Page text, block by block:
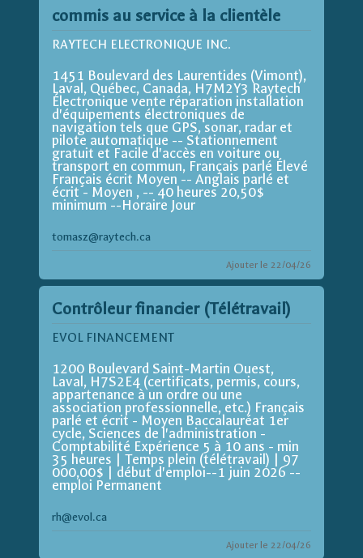
commis au service à la clientèle
RAYTECH ELECTRONIQUE INC.
1451 Boulevard des Laurentides (Vimont),
Laval, Québec, Canada, H7M2Y3 Raytech
Électronique vente réparation installation
d'équipements électroniques de
navigation tels que GPS, sonar, radar et
pilote automatique -- Stationnement
gratuit et Facile d'accès en voiture ou
transport en commun, Français parlé Élevé
Français écrit Moyen -- Anglais parlé et
écrit - Moyen , -- 40 heures 20,50$
minimum --Horaire Jour
tomasz@raytech.ca
Ajouter le 22/04/26
Contrôleur financier (Télétravail)
EVOL FINANCEMENT
1200 Boulevard Saint-Martin Ouest,
Laval, H7S2E4 (certificats, permis, cours,
appartenance à un ordre ou une
association professionnelle, etc.) Français
parlé et écrit - Moyen Baccalauréat 1er
cycle, Sciences de l'administration -
Comptabilité Expérience 5 à 10 ans - min
35 heures | Temps plein (télétravail) | 97
000,00$ | début d'emploi--1 juin 2026 --
emploi Permanent
rh@evol.ca
Ajouter le 22/04/26